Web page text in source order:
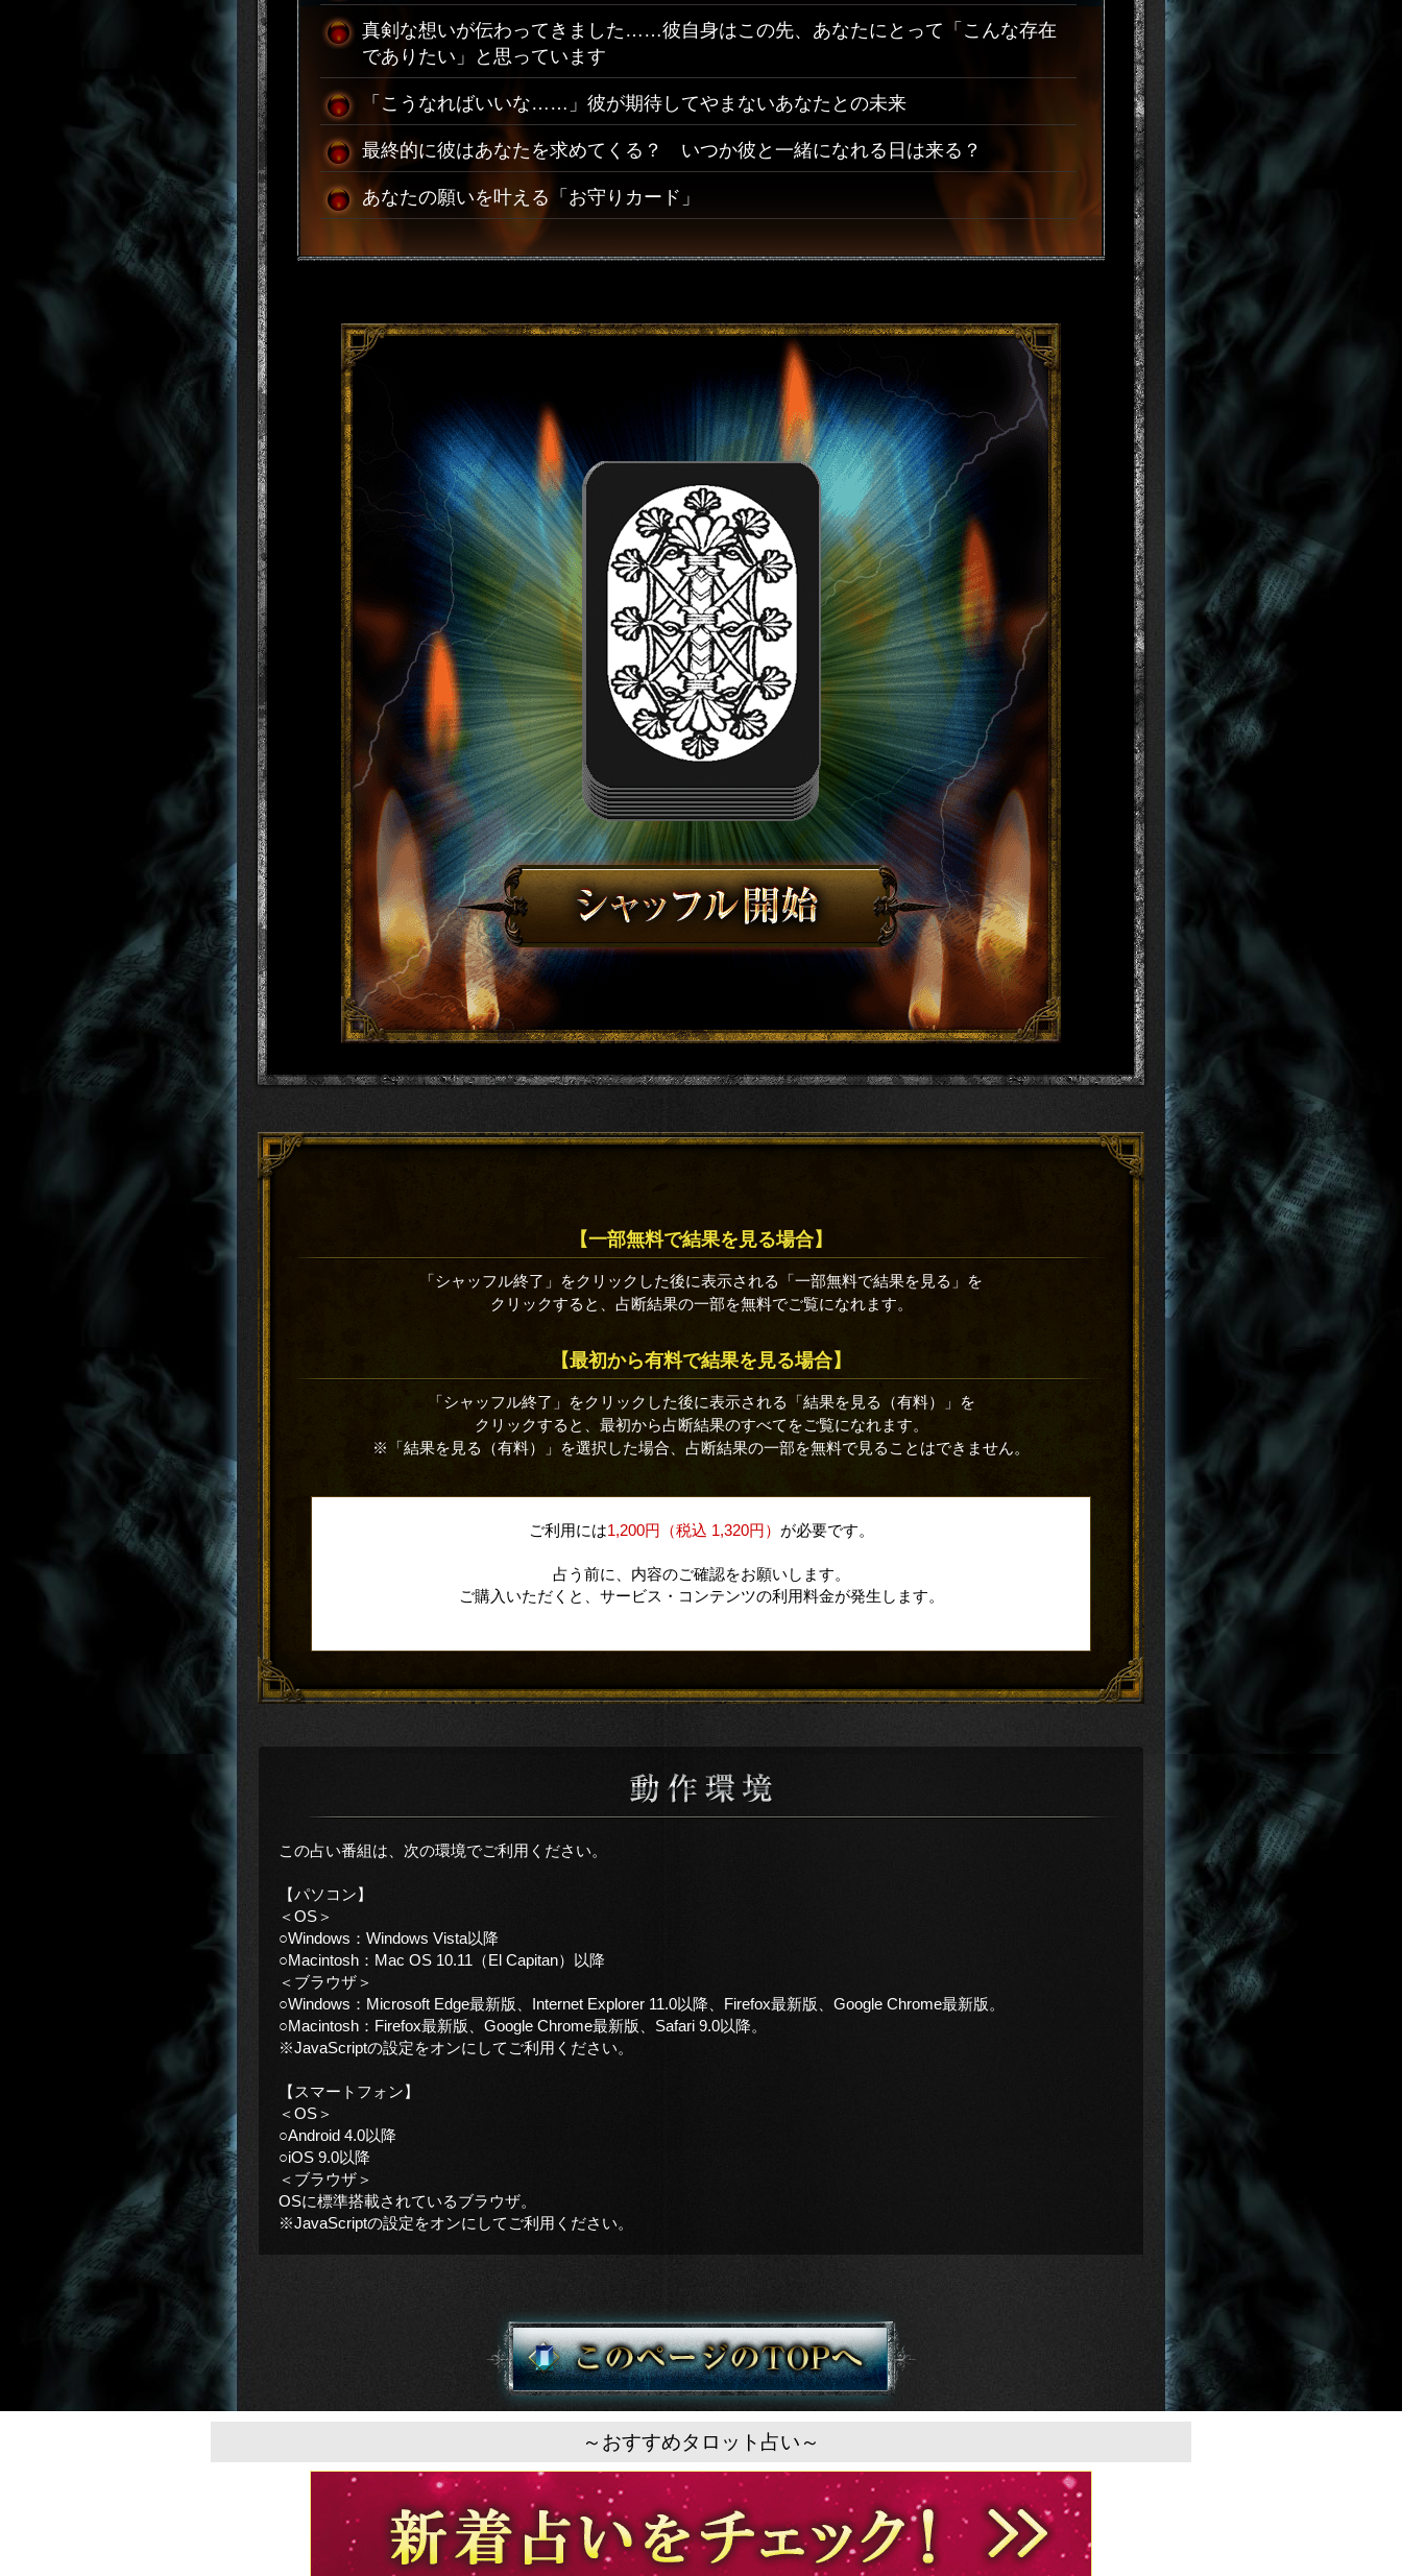
真剣な想いが伝わってきました……彼自身はこの先、あなたにとって「こんな存在
でありたい」と思っています
「こうなればいいな……」彼が期待してやまないあなたとの未来
最終的に彼はあなたを求めてくる？ いつか彼と一緒になれる日は来る？
あなたの願いを叶える「お守りカード」
【一部無料で結果を見る場合】
「シャッフル終了」をクリックした後に表示される「一部無料で結果を見る」を
クリックすると、占断結果の一部を無料でご覧になれます。
【最初から有料で結果を見る場合】
「シャッフル終了」をクリックした後に表示される「結果を見る（有料）」を
クリックすると、最初から占断結果のすべてをご覧になれます。
※「結果を見る（有料）」を選択した場合、占断結果の一部を無料で見ることはできません。
ご利用には1,200円（税込 1,320円） が必要です。
占う前に、内容のご確認をお願いします。
ご購入いただくと、サービス・コンテンツの利用料金が発生します。
この占い番組は、次の環境でご利用ください。
【パソコン】
＜OS＞
○Windows：Windows Vista以降
○Macintosh：Mac OS 10.11（El Capitan）以降
＜ブラウザ＞
○Windows：Microsoft Edge最新版、Internet Explorer 11.0以降、Firefox最新版、Google Chrome最新版。
○Macintosh：Firefox最新版、Google Chrome最新版、Safari 9.0以降。
※JavaScriptの設定をオンにしてご利用ください。
【スマートフォン】
＜OS＞
○Android 4.0以降
○iOS 9.0以降
＜ブラウザ＞
OSに標準搭載されているブラウザ。
※JavaScriptの設定をオンにしてご利用ください。